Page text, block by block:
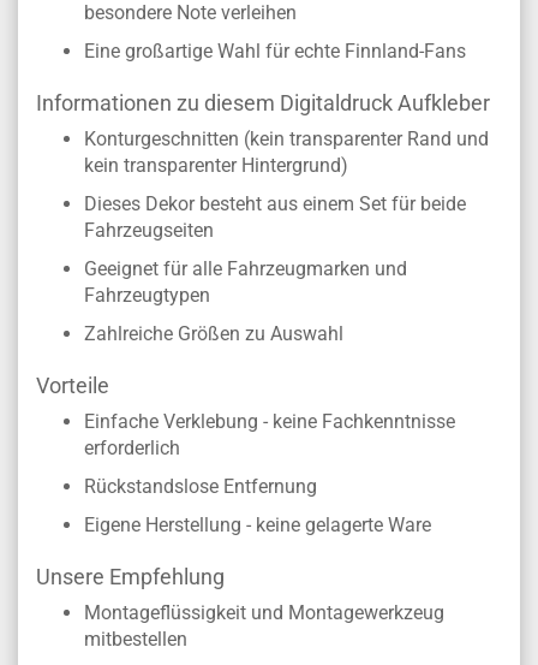
besondere Note verleihen
Eine großartige Wahl für echte Finnland-Fans
Informationen zu diesem Digitaldruck Aufkleber
Konturgeschnitten (kein transparenter Rand und
kein transparenter Hintergrund)
Dieses Dekor besteht aus einem Set für beide
Fahrzeugseiten
Geeignet für alle Fahrzeugmarken und
Fahrzeugtypen
Zahlreiche Größen zu Auswahl
Vorteile
Einfache Verklebung - keine Fachkenntnisse
erforderlich
Rückstandslose Entfernung
Eigene Herstellung - keine gelagerte Ware
Unsere Empfehlung
Montageflüssigkeit und Montagewerkzeug
mitbestellen